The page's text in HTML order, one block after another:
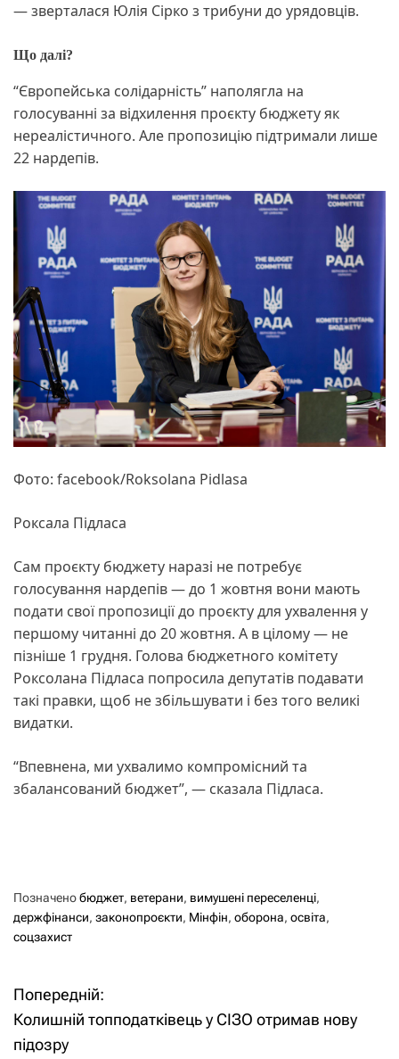
— зверталася Юлія Сірко з трибуни до урядовців.
Що далі?
“Європейська солідарність” наполягла на
голосуванні за відхилення проєкту бюджету як
нереалістичного. Але пропозицію підтримали лише
22 нардепів.
Фото: facebook/Roksolana Pidlasa
Роксала Підласа
Сам проєкту бюджету наразі не потребує
голосування нардепів — до 1 жовтня вони мають
подати свої пропозиції до проєкту для ухвалення у
першому читанні до 20 жовтня. А в цілому — не
пізніше 1 грудня. Голова бюджетного комітету
Роксолана Підласа попросила депутатів подавати
такі правки, щоб не збільшувати і без того великі
видатки.
“Впевнена, ми ухвалимо компромісний та
збалансований бюджет”, — сказала Підласа.
Позначенобюджет, ветерани, вимушені переселенці,
держфінанси, законопроєкти, Мінфін, оборона, освіта,
соцзахист
Н
а
Попередній:
Колишній топподатківець у СІЗО отримав нову
підозру